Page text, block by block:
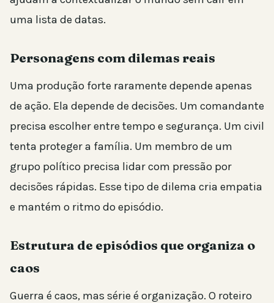
uma lista de datas.
Personagens com dilemas reais
Uma produção forte raramente depende apenas
de ação. Ela depende de decisões. Um comandante
precisa escolher entre tempo e segurança. Um civil
tenta proteger a família. Um membro de um
grupo político precisa lidar com pressão por
decisões rápidas. Esse tipo de dilema cria empatia
e mantém o ritmo do episódio.
Estrutura de episódios que organiza o
caos
Guerra é caos, mas série é organização. O roteiro